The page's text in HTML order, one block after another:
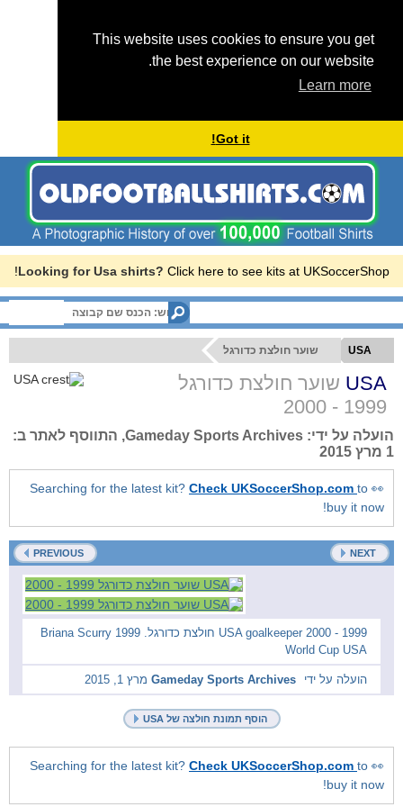
This website uses cookies to ensure you get
the best experience on our website.
Learn more
Got it!
Looking for Usa shirts? Click here to see kits at UKSoccerShop!
USA שוער חולצת כדורגל
USA שוער חולצת כדורגל
1999 - 2000
הועלה על ידי: Gameday Sports Archives, התווסף לאתר ב:
1 מרץ 2015
👀 Searching for the latest kit?
Check UKSoccerShop.comto
buy it now!
PREVIOUS NEXT
1999 - 2000 USA goalkeeper חולצת כדורגל. Briana Scurry 1999
World Cup USA
הועלה על ידי Gameday Sports Archives מרץ 1, 2015
הוסף תמונת חולצה של USA
👀 Searching for the latest kit?
Check UKSoccerShop.comto
buy it now!